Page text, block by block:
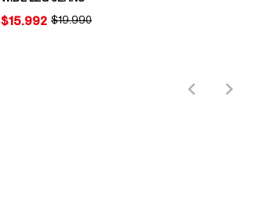
ORIGINAL PRICE:
$19.990
PRICE:
$15.992